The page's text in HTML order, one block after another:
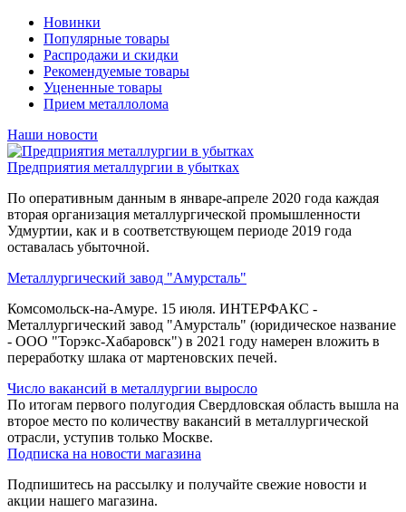
Новинки
Популярные товары
Распродажи и скидки
Рекомендуемые товары
Уцененные товары
Прием металлолома
Наши новости
Предприятия металлургии в убытках
По оперативным данным в январе-апреле 2020 года каждая
вторая организация металлургической промышленности
Удмуртии, как и в соответствующем периоде 2019 года
оставалась убыточной.
Металлургический завод "Амурсталь"
Комсомольск-на-Амуре. 15 июля. ИНТЕРФАКС -
Металлургический завод "Амурсталь" (юридическое название
- ООО "Торэкс-Хабаровск") в 2021 году намерен вложить в
переработку шлака от мартеновских печей.
Число вакансий в металлургии выросло
По итогам первого полугодия Свердловская область вышла на
второе место по количеству вакансий в металлургической
отрасли, уступив только Москве.
Подписка на новости магазина
Подпишитесь на рассылку и получайте свежие новости и
акции нашего магазина.